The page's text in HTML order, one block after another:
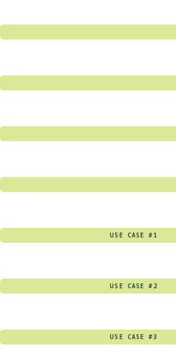
USE CASE #1
USE CASE #2
USE CASE #3